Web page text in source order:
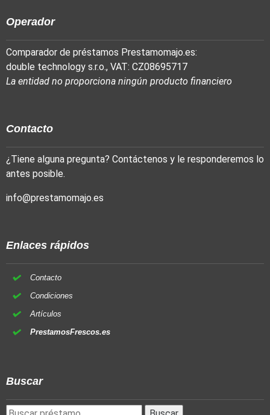
Operador
Comparador de préstamos Prestamomajo.es:
double technology s.r.o., VAT: CZ08695717
La entidad no proporciona ningún producto financiero
Contacto
¿Tiene alguna pregunta? Contáctenos y le responderemos lo
antes posible.
info@prestamomajo.es
Enlaces rápidos
Contacto
Condiciones
Artículos
PrestamosFrescos.es
Buscar